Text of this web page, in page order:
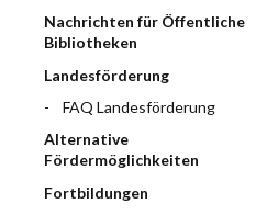
Nachrichten für Öffentliche
Bibliotheken
Landesförderung
FAQ Landesförderung
Alternative
Fördermöglichkeiten
Fortbildungen